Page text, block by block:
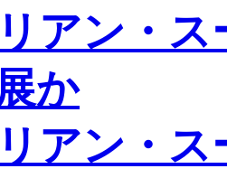
アン・
か
アン・